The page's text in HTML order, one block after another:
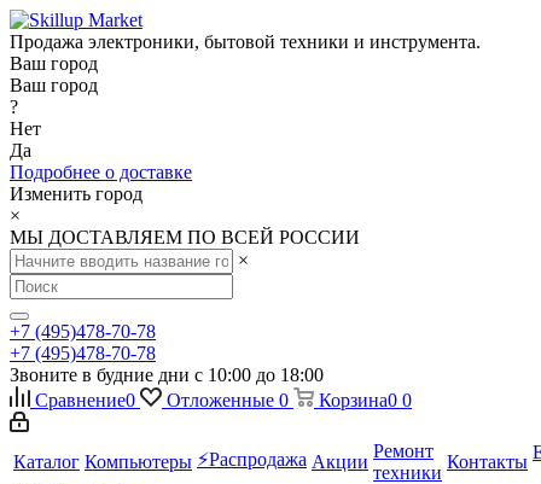
Продажа электроники, бытовой техники и инструмента.
Ваш город
Ваш город
?
Нет
Да
Подробнее о доставке
Изменить город
×
МЫ ДОСТАВЛЯЕМ ПО ВСЕЙ РОССИИ
×
+7 (495)478-70-78
+7 (495)478-70-78
Звоните в будние дни с 10:00 до 18:00
Сравнение0 Отложенные 0 Корзина0 0
Каталог Компьютеры ⚡️Распродажа Акции
Ремонт
техники
Контакты